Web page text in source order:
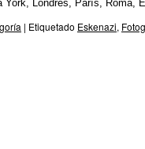
York, Londres, París,
| Etiquetado Eskenazi,